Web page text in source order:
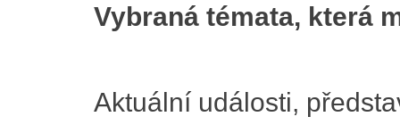
Vybraná témata, která
Aktuální události,